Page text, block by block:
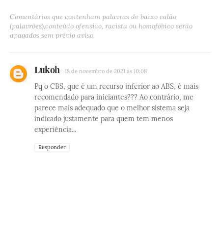
Comentários que contenham palavras de baixo calão
(palavrões),conteúdo ofensivo, racista ou homofóbico serão
apagados sem prévio aviso.
Lukoh 18 de novembro de 2021 às 10:08
Pq o CBS, que é um recurso inferior ao ABS, é mais
recomendado para iniciantes??? Ao contrário, me
parece mais adequado que o melhor sistema seja
indicado justamente para quem tem menos
experiência...
Responder